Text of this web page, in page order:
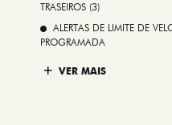
TRASEIROS (3)
ALERTAS DE LIMITE DE
PROGRAMADA
VER MAIS